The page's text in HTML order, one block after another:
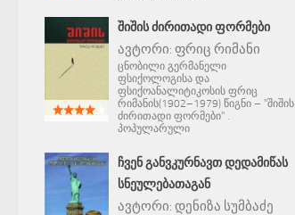
ᲨᲘᲨᲘᲡ ᲫᲘᲠᲘᲗᲐᲓᲘ ᲤᲝᲠᲛᲔᲑᲘ
ავტორი: ფრიც რიმანი
ცნობილი გერმანელი
ფსიქოლოგისა და
ფსიქოანალიტიკოსის ფრიც
რიმანის(1902–1979) წიგნი – "შიშის
ძირითადი ფორმები" .
პოპულარული
ᲩᲕᲔᲜ ᲒᲐᲜᲕᲙᲣᲠᲜᲐᲕᲗ ᲓᲔᲓᲐᲛᲘᲬᲐᲡ
ᲡᲜᲔᲣᲚᲔᲑᲐᲗᲐᲒᲐᲜ
ავტორი: დენიზა სუმბაძე